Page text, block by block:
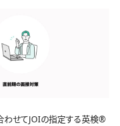
わせてJOIの指定する英検®️